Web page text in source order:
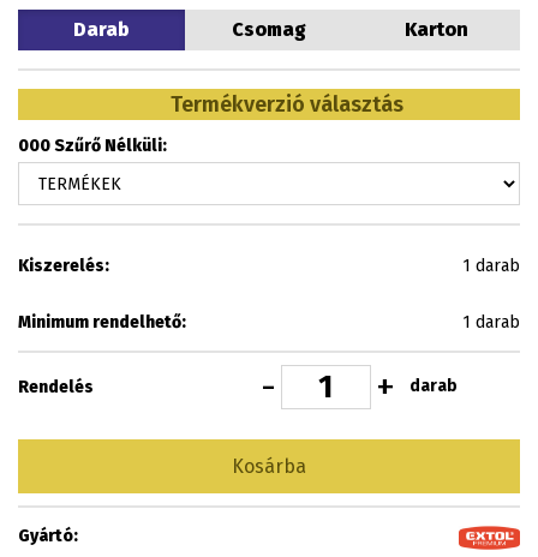
Darab Csomag Karton
Termékverzió választás
000 Szűrő Nélküli:
Kiszerelés: 1 darab
Minimum rendelhető: 1 darab
Rendelés - + darab
Kosárba
Gyártó: